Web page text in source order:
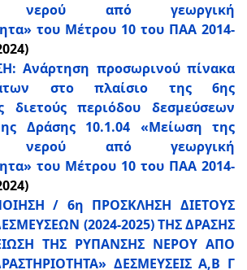
νερού από γεωργική
του Μέτρου 10 του ΠΑΑ 2014-
Ανάρτηση προσωρινού πίνακα
στο πλαίσιο της 6ης
διετούς περιόδου δεσμεύσεων
Δράσης 10.1.04 «Μείωση της
νερού από γεωργική
του Μέτρου 10 του ΠΑΑ 2014-
/ 6η ΠΡΟΣΚΛΗΣΗ ΔΙΕΤΟΥΣ
(2024-2025) ΤΗΣ ΔΡΑΣΗΣ
ΤΗΣ ΡΥΠΑΝΣΗΣ ΝΕΡΟΥ ΑΠΟ
ΔΕΣΜΕΥΣΕΙΣ Α,Β Γ